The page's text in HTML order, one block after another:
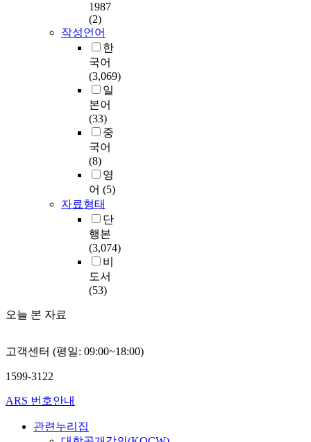
1987
(2)
작성언어
한
국어
(3,069)
일
본어
(33)
중
국어
(8)
영
어 (5)
자료형태
단
행본
(3,074)
비
도서
(53)
오늘 본 자료
고객센터 (평일: 09:00~18:00)
1599-3122
ARS 번호안내
관련누리집